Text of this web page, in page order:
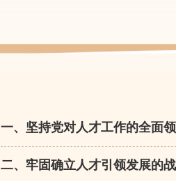
一、坚持党对人才工作的全面
二、牢固确立人才引领发展的